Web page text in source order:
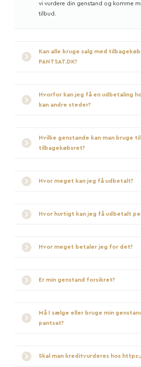
vi vurdere din genstand og komme
tilbud.
Kan alle bruge salg med
PANTSAT.DK?
Hvorfor kan jeg få en udbetaling
kan andre steder?
Hvilke genstande kan man bruge til
tilbagekøbsret?
Hvor meget kan jeg få udbetalt?
Hvor hurtigt kan jeg få udbetalt
Hvor meget betaler jeg for det?
Er min genstand forsikret?
Må I sælge eller bruge min
pantsat?
Skal man kreditvurderes hos